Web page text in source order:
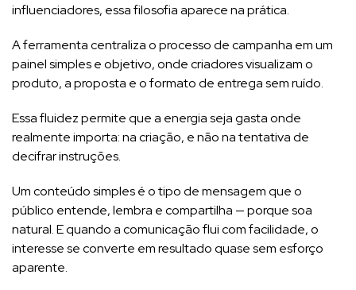
influenciadores, essa filosofia aparece na prática.
A ferramenta centraliza o processo de campanha em um
painel simples e objetivo, onde criadores visualizam o
produto, a proposta e o formato de entrega sem ruído.
Essa fluidez permite que a energia seja gasta onde
realmente importa: na criação, e não na tentativa de
decifrar instruções.
Um conteúdo simples é o tipo de mensagem que o
público entende, lembra e compartilha — porque soa
natural. E quando a comunicação flui com facilidade, o
interesse se converte em resultado quase sem esforço
aparente.